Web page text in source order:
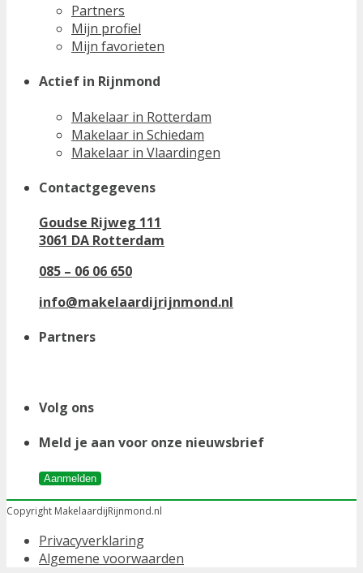
Partners
Mijn profiel
Mijn favorieten
Actief in Rijnmond
Makelaar in Rotterdam
Makelaar in Schiedam
Makelaar in Vlaardingen
Contactgegevens
Goudse Rijweg 111
3061 DA Rotterdam
085 – 06 06 650
info@makelaardijrijnmond.nl
Partners
Volg ons
Meld je aan voor onze nieuwsbrief
Aanmelden
Copyright MakelaardijRijnmond.nl
Privacyverklaring
Algemene voorwaarden